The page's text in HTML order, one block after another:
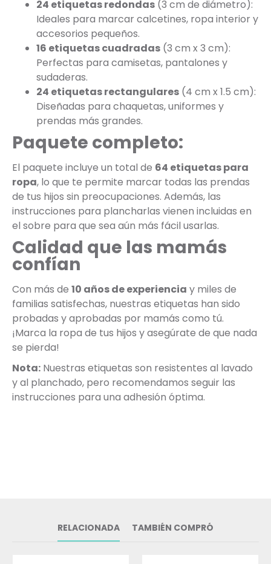
24 etiquetas redondas (3 cm de diámetro):
Ideales para marcar calcetines, ropa interior y
accesorios pequeños.
16 etiquetas cuadradas (3 cm x 3 cm):
Perfectas para camisetas, pantalones y
sudaderas.
24 etiquetas rectangulares (4 cm x 1.5 cm):
Diseñadas para chaquetas, uniformes y
prendas más grandes.
Paquete completo:
El paquete incluye un total de 64 etiquetas para
ropa, lo que te permite marcar todas las prendas
de tus hijos sin preocupaciones. Además, las
instrucciones para plancharlas vienen incluidas en
el sobre para que sea aún más fácil usarlas.
Calidad que las mamás
confían
Con más de 10 años de experiencia y miles de
familias satisfechas, nuestras etiquetas han sido
probadas y aprobadas por mamás como tú.
¡Marca la ropa de tus hijos y asegúrate de que nada
se pierda!
Nota: Nuestras etiquetas son resistentes al lavado
y al planchado, pero recomendamos seguir las
instrucciones para una adhesión óptima.
RELACIONADA TAMBIÉN COMPRÓ